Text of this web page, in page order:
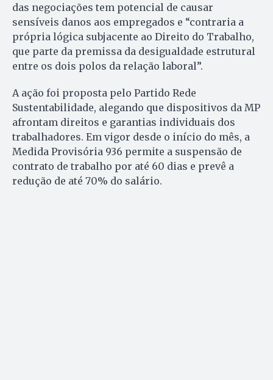
das negociações tem potencial de causar
sensíveis danos aos empregados e “contraria a
própria lógica subjacente ao Direito do Trabalho,
que parte da premissa da desigualdade estrutural
entre os dois polos da relação laboral”.
A ação foi proposta pelo Partido Rede
Sustentabilidade, alegando que dispositivos da MP
afrontam direitos e garantias individuais dos
trabalhadores. Em vigor desde o início do mês, a
Medida Provisória 936 permite a suspensão de
contrato de trabalho por até 60 dias e prevê a
redução de até 70% do salário.